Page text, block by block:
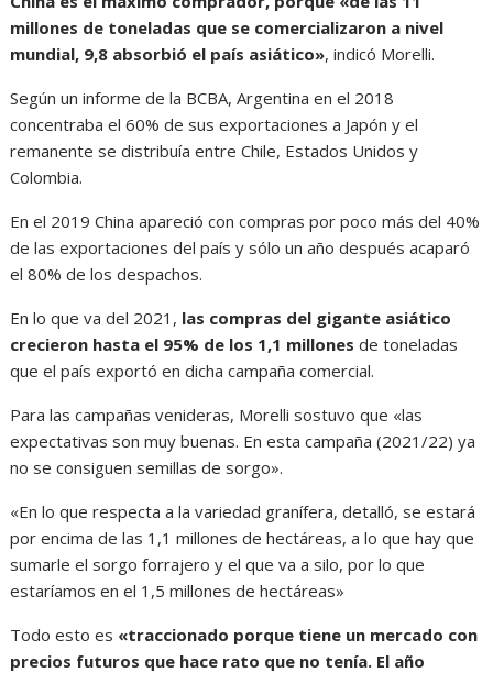
millones de toneladas que se comercializaron a nivel
mundial, 9,8 absorbió el país asiático», indicó Morelli.
Según un informe de la BCBA, Argentina en el 2018
concentraba el 60% de sus exportaciones a Japón y el
remanente se distribuía entre Chile, Estados Unidos y
Colombia.
En el 2019 China apareció con compras por poco más del 40%
de las exportaciones del país y sólo un año después acaparó
el 80% de los despachos.
En lo que va del 2021, las compras del gigante asiático
crecieron hasta el 95% de los 1,1 millonesde toneladas
que el país exportó en dicha campaña comercial.
Para las campañas venideras, Morelli sostuvo que «las
expectativas son muy buenas. En esta campaña (2021/22) ya
no se consiguen semillas de sorgo».
«En lo que respecta a la variedad granífera, detalló, se estará
por encima de las 1,1 millones de hectáreas, a lo que hay que
sumarle el sorgo forrajero y el que va a silo, por lo que
estaríamos en el 1,5 millones de hectáreas»
Todo esto es «traccionado porque tiene un mercado con
precios futuros que hace rato que no tenía. El año